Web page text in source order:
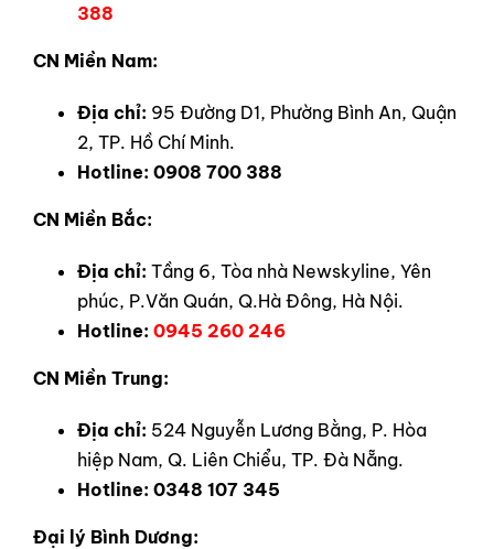
388
CN Miền Nam:
Địa chỉ: 95 Đường D1, Phường Bình An, Quận
2, TP. Hồ Chí Minh.
Hotline: 0908 700 388
CN Miền Bắc:
Địa chỉ: Tầng 6, Tòa nhà Newskyline, Yên
phúc, P.Văn Quán, Q.Hà Đông, Hà Nội.
Hotline: 0945 260 246
CN Miền Trung:
Địa chỉ: 524 Nguyễn Lương Bằng, P. Hòa
hiệp Nam, Q. Liên Chiểu, TP. Đà Nẵng.
Hotline: 0348 107 345
Đại lý Bình Dương: